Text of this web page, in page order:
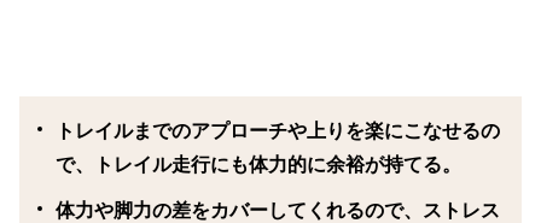
トレイルまでのアプローチや上りを楽にこなせるの
で、トレイル走行にも体力的に余裕が持てる。
体力や脚力の差をカバーしてくれるので、ストレス